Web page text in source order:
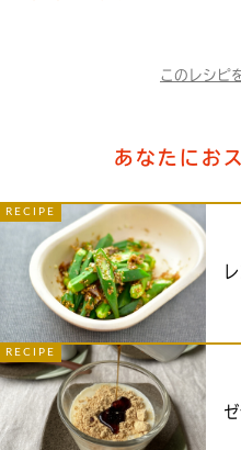
このレシピ
あなたにお
RECIPE
RECIPE